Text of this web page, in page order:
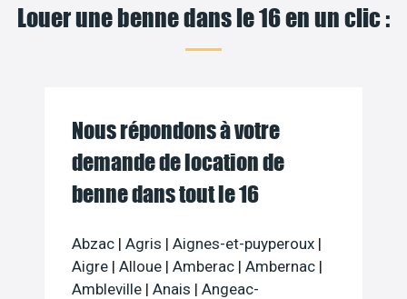
Louer une benne dans le 16 en un clic :
Nous répondons à votre
demande de location de
benne dans tout le 16
Abzac | Agris | Aignes-et-puyperoux |
Aigre | Alloue | Amberac | Ambernac |
Ambleville | Anais | Angeac-